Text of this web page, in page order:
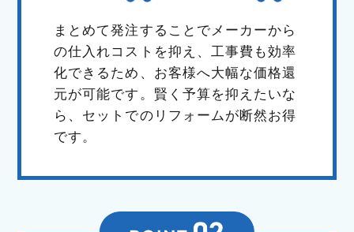
まとめて発注することでメーカーから
の仕入れコストを抑え、工事費も効率
化できるため、お客様へ大幅な価格還
元が可能です。賢く予算を抑えたいな
ら、セットでのリフォームが断然お得
です。